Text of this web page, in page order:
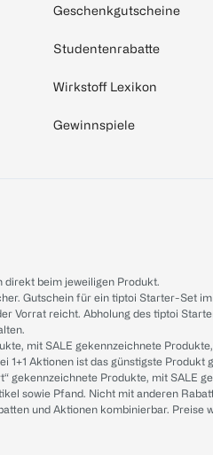
Geschenkgutscheine
Studentenrabatte
Wirkstoff Lexikon
Gewinnspiele
direkt beim jeweiligen Produkt.
Gutschein für ein tiptoi Starter-Set
Vorrat reicht. Abholung des tiptoi
mit SALE gekennzeichnete
1+1 Aktionen ist das günstigste Produkt
gekennzeichnete Produkte, mit
sowie Pfand. Nicht mit anderen
und Aktionen kombinierbar. Preise